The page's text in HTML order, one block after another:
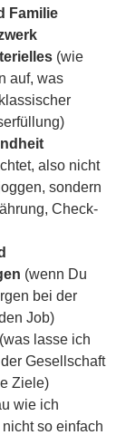
Familie
(wie
auf, was
also nicht
sondern
Check-
(wenn Du
bei der
Job)
(was lasse ich
Gesellschaft
Ziele)
wie ich
so einfach